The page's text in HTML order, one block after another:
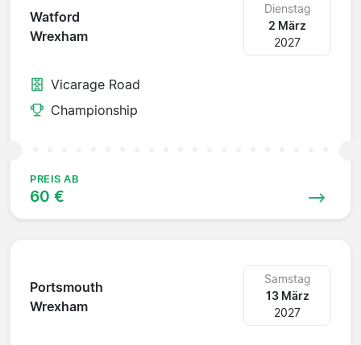
Watford
Wrexham
Dienstag
2 März
2027
Vicarage Road
Championship
PREIS AB
60 €
Portsmouth
Wrexham
Samstag
13 März
2027